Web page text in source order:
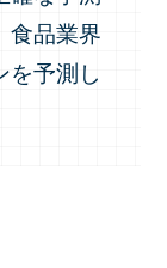
食品業界
を予測し